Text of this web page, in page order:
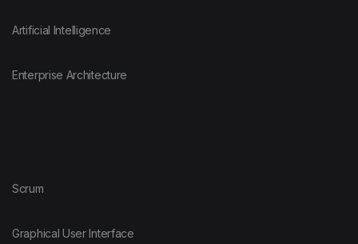
Artificial Intelligence
Enterprise Architecture
Scrum
Graphical User Interface